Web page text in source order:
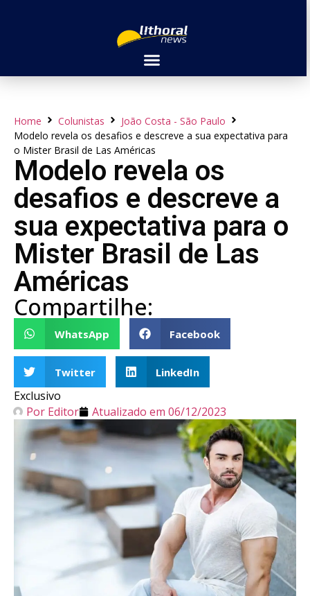
Home Colunistas
João Costa - São Paulo
Modelo revela os desafios e descreve a sua expectativa para
o Mister Brasil de Las Américas
Modelo revela os
desafios e descreve a
sua expectativa para o
Mister Brasil de Las
Américas
Compartilhe:
WhatsApp Facebook
Twitter LinkedIn
Exclusivo
Por Editor Atualizado em 06/12/2023